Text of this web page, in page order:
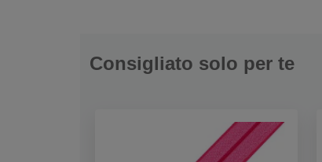
Consigliato solo per te